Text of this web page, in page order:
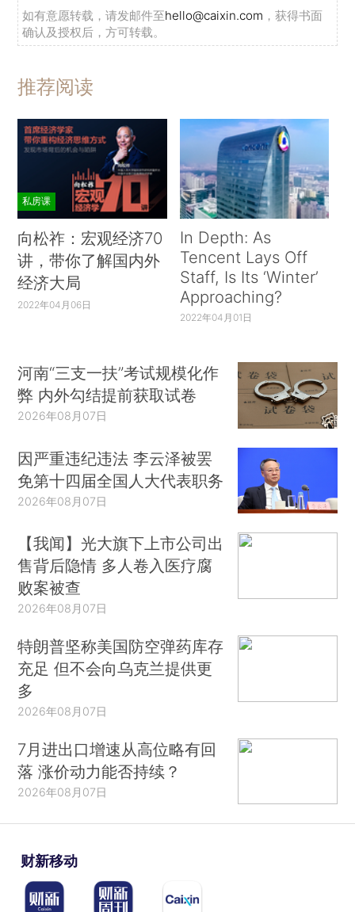
如有意愿转载，请发邮件至hello@caixin.com ，获得书面
确认及授权后，方可转载。
推荐阅读
私房课
向松祚：宏观经济70
讲，带你了解国内外
经济大局
2022年04月06日
In Depth: As
Tencent Lays Off
Staff, Is Its ‘Winter’
Approaching?
2022年04月01日
河南“三支一扶”考试规模化作
弊 内外勾结提前获取试卷
2026年08月07日
因严重违纪违法 李云泽被罢
免第十四届全国人大代表职务
2026年08月07日
【我闻】光大旗下上市公司出
售背后隐情 多人卷入医疗腐
败案被查
2026年08月07日
特朗普坚称美国防空弹药库存
充足 但不会向乌克兰提供更
多
2026年08月07日
7月进出口增速从高位略有回
落 涨价动力能否持续？
2026年08月07日
财新移动